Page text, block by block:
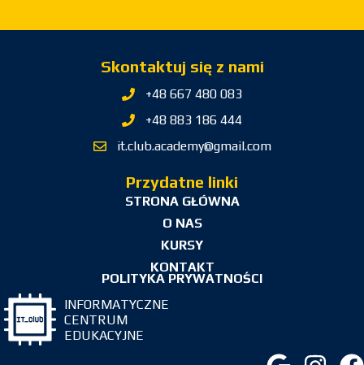
INFORMATYCZNE
CENTRUM
EDUKACYJNE
Przydatne linki
STRONA GŁÓWNA
O NAS
KURSY
KONTAKT
POLITYKA PRYWATNOŚCI
Skontaktuj się z nami
+48 667 480 083
+48 883 186 444
it.club.academy@gmail.com